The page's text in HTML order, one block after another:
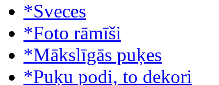
*Sveces
*Foto rāmīši
*Mākslīgās puķes
*Puķu podi, to dekori